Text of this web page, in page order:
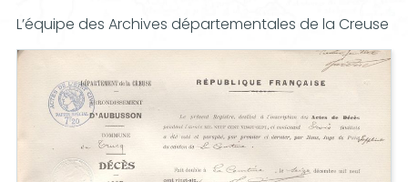
L’équipe des Archives départementales de la Creuse